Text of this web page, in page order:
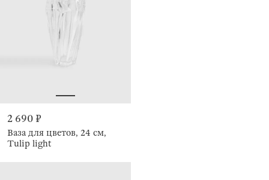
2 690 ₽
Ваза для цветов, 24 см,
Tulip light